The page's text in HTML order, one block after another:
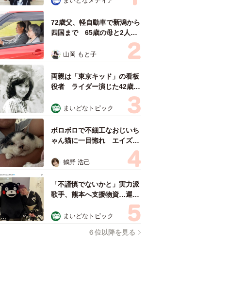
う」
72歳父、軽自動車で新潟から
四国まで 65歳の母と2人で
3泊4日の旅 パーキングの休
憩まで分刻み… 「大学生で
も組まねえよ！」
山岡 もと子
両親は「東京キッド」の看板
役者 ライダー演じた42歳元
俳優が再婚妻との「ウエディ
ングフォト」計画を明言
「センスあるカメラマン求
む」
まいどなトピック
ボロボロで不細工なおじいち
ゃん猫に一目惚れ エイズだ
し手がかかるけど…おうちで
暮らすと「おじ猫」だって可
愛くなったよ！
鶴野 浩己
「不謹慎でないかと」実力派
歌手、熊本へ支援物資…運搬
トラックの車体デザインにた
めらい 「痛いほど伝わる」
「行動され立派」
まいどなトピック
６位以降を見る